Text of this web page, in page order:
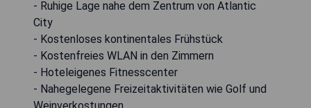
- Ruhige Lage nahe dem Zentrum von Atlantic
City
- Kostenloses kontinentales Frühstück
- Kostenfreies WLAN in den Zimmern
- Hoteleigenes Fitnesscenter
- Nahegelegene Freizeitaktivitäten wie Golf und